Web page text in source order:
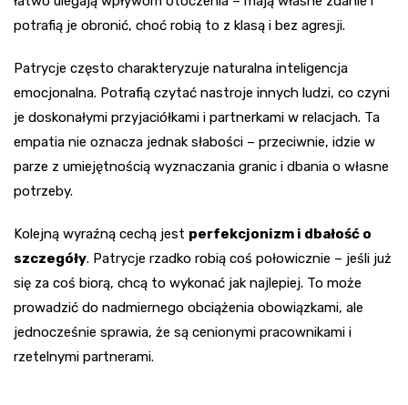
potrafią je obronić, choć robią to z klasą i bez agresji.
Patrycje często charakteryzuje naturalna inteligencja
emocjonalna. Potrafią czytać nastroje innych ludzi, co czyni
je doskonałymi przyjaciółkami i partnerkami w relacjach. Ta
empatia nie oznacza jednak słabości – przeciwnie, idzie w
parze z umiejętnością wyznaczania granic i dbania o własne
potrzeby.
Kolejną wyraźną cechą jest perfekcjonizm i dbałość o
szczegóły. Patrycje rzadko robią coś połowicznie – jeśli już
się za coś biorą, chcą to wykonać jak najlepiej. To może
prowadzić do nadmiernego obciążenia obowiązkami, ale
jednocześnie sprawia, że są cenionymi pracownikami i
rzetelnymi partnerami.